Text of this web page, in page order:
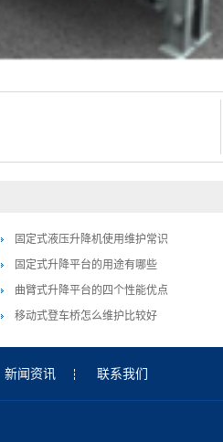
固定式液压升降机使用维护常识
固定式升降平台的用途有哪些
曲臂式升降平台的四个性能优点
移动式登车桥怎么维护比较好
新闻资讯 联系我们